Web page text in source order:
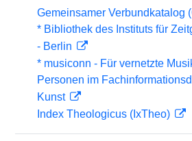
Gemeinsamer Verbundkatalog
* Bibliothek des Instituts für
- Berlin
* musiconn - Für vernetzte
Personen im
Kunst
Index Theologicus (IxTheo)